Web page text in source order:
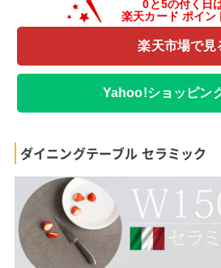
楽天市場で見
Yahoo!ショッピン
ダイニングテーブル セラミック